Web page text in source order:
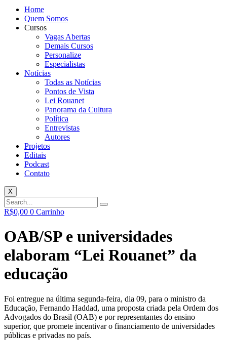
Home
Quem Somos
Cursos
Vagas Abertas
Demais Cursos
Personalize
Especialistas
Notícias
Todas as Notícias
Pontos de Vista
Lei Rouanet
Panorama da Cultura
Política
Entrevistas
Autores
Projetos
Editais
Podcast
Contato
X
R$0,00 0 Carrinho
OAB/SP e universidades
elaboram “Lei Rouanet” da
educação
Foi entregue na última segunda-feira, dia 09, para o ministro da
Educação, Fernando Haddad, uma proposta criada pela Ordem dos
Advogados do Brasil (OAB) e por representantes do ensino
superior, que promete incentivar o financiamento de universidades
públicas e privadas no país.